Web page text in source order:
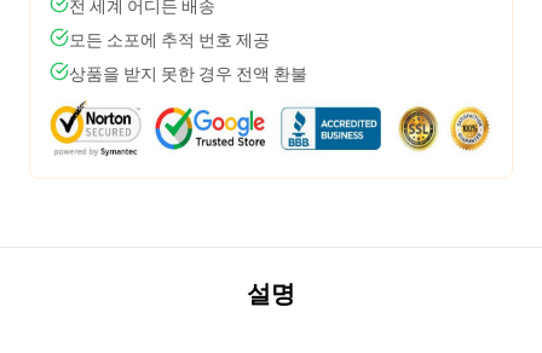
전 세계 어디든 배송
모든 소포에 추적 번호 제공
상품을 받지 못한 경우 전액 환불
설명